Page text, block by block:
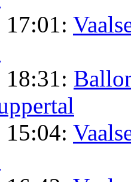
17:01:
18:31:
15:04: